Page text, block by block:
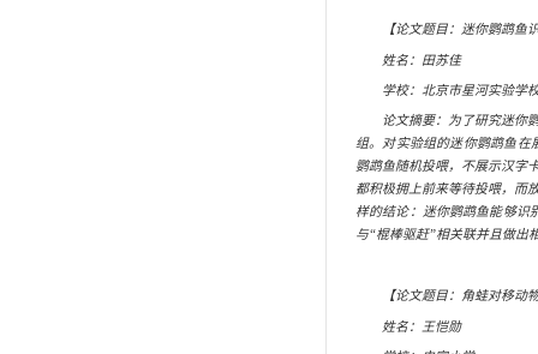
自然观察员
科普绘画
环球自然日
流动科普车
其他活动